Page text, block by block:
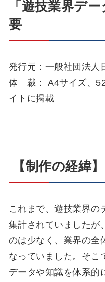
「遊技業界デ
要
発行元：一般社団法人
体 裁： A4サイズ、
イトに掲載
【制作の経緯】
これまで、遊技業界の
集計されていましたが
のは少なく、業界の全
なっていました。そこ
データや知識を体系的